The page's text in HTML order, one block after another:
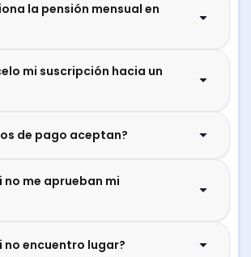
la pensión mensual en
mi suscripción hacia un
de pago aceptan?
no me aprueban mi
no encuentro lugar?